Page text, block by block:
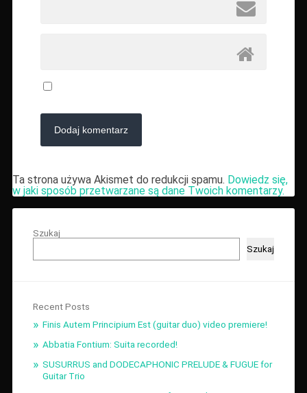
Ta strona używa Akismet do redukcji spamu. Dowiedz się,
w jaki sposób przetwarzane są dane Twoich komentarzy.
Szukaj
Szukaj
Recent Posts
Finis Autem Principium Est (guitar duo) video premiere!
Abbatia Fontium: Suita recorded!
SUSURRUS and DODECAPHONIC PRELUDE & FUGUE for
Guitar Trio